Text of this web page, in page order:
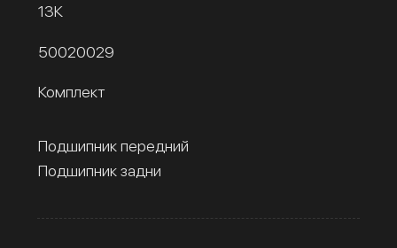
13К
50020029
Комплект
Подшипник передний
Подшипник задни